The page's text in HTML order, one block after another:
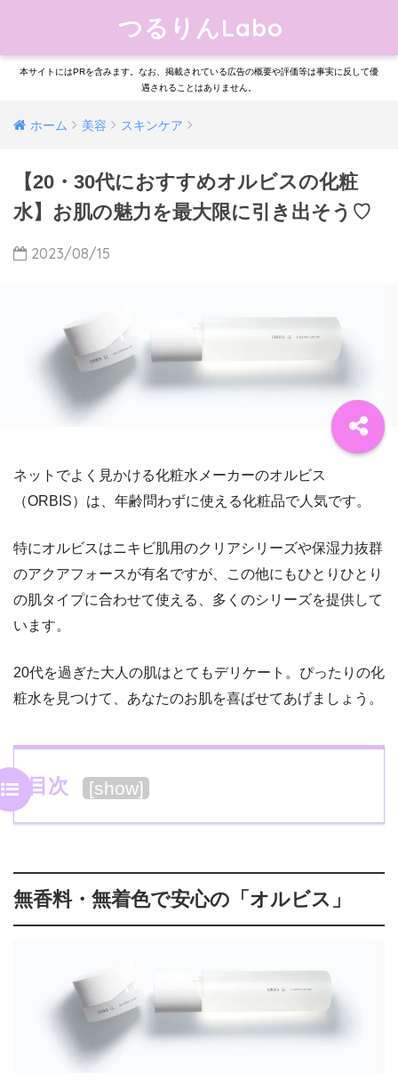
つるりんLabo
本サイトにはPRを含みます。なお、掲載されている広告の概要や評価等は事実に反して優
遇されることはありません。
ホーム 美容 スキンケア
【20・30代におすすめオルビスの化粧
水】お肌の魅力を最大限に引き出そう♡
2023/08/15
ネットでよく見かける化粧水メーカーのオルビス
（ORBIS）は、年齢問わずに使える化粧品で人気です。
特にオルビスはニキビ肌用のクリアシリーズや保湿力抜群
のアクアフォースが有名ですが、この他にもひとりひとり
の肌タイプに合わせて使える、多くのシリーズを提供して
います。
20代を過ぎた大人の肌はとてもデリケート。ぴったりの化
粧水を見つけて、あなたのお肌を喜ばせてあげましょう。
目次 [show]
無香料・無着色で安心の「オルビス」